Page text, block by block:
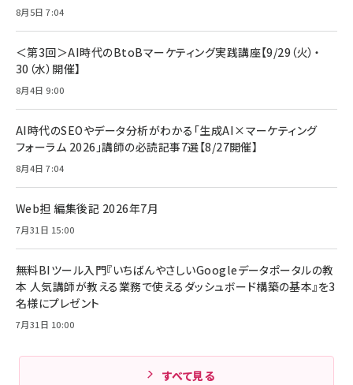
年後半、あなたの恋と運命／山田涼介]
￥880
組織の成果を最大化する ルールのデザイン
【New】Amazon Fire TV Stick HD | 手軽にスト
レイヤー
Anker Soundcore P31i (Bluetooth 6.1) 【完
全ワイヤレスイヤホン/アクティブノイズキャンセリ
ング/マルチポイント接続 / 最大50時間再生 / PSE
技術基準適合】ブラック
￥5,990
Anker PowerLine III Flow USB-C & USB-C
ケーブル Anker絡まないケーブル 240W 結束バン
ド付き USB PD対応 シリコン素材採用 iPhone
Amazonランキングをもっと見る
ケーブル Anker絡まないケーブル 240W 結束バン
17 / 16 / 15 / Galaxy iPad Pro MacBook
￥1,890
キャンペーン】
￥4,857
Amazonランキングをもっと見る
8月5日 7:04
＜第3回＞AI時代のBtoBマーケティング実践講座【9/29（火）・
30（水）開催】
8月4日 9:00
AI時代のSEOやデータ分析がわかる「生成AI×マーケティング
フォーラム 2026」講師の必読記事7選【8/27開催】
8月4日 7:04
Web担 編集後記 2026年7月
7月31日 15:00
無料BIツール入門『いちばんやさしいGoogleデータポータルの教
本 人気講師が教える業務で使えるダッシュボード構築の基本』を3
名様にプレゼント
7月31日 10:00
すべて見る